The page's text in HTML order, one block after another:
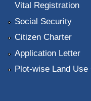
Vital Registration
Social Security
Citizen Charter
Application Letter
Plot-wise Land